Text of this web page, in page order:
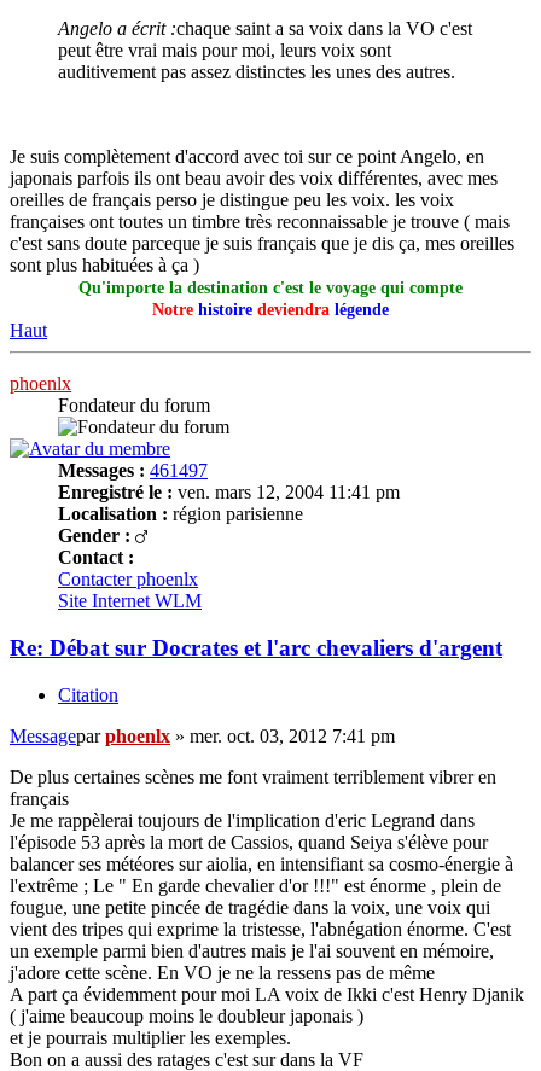
Angelo a écrit :chaque saint a sa voix dans la VO c'est
peut être vrai mais pour moi, leurs voix sont
auditivement pas assez distinctes les unes des autres.
Je suis complètement d'accord avec toi sur ce point Angelo, en
japonais parfois ils ont beau avoir des voix différentes, avec mes
oreilles de français perso je distingue peu les voix. les voix
françaises ont toutes un timbre très reconnaissable je trouve ( mais
c'est sans doute parceque je suis français que je dis ça, mes oreilles
sont plus habituées à ça )
Qu'importe la destination c'est le voyage qui compte
Notre histoire deviendra légende
Haut
phoenlx
Fondateur du forum
Messages : 461497
Enregistré le : ven. mars 12, 2004 11:41 pm
Localisation : région parisienne
Gender :
Contact :
Contacter phoenlx
Site Internet WLM
Re: Débat sur Docrates et l'arc chevaliers d'argent
Citation
Messageparphoenlx » mer. oct. 03, 2012 7:41 pm
De plus certaines scènes me font vraiment terriblement vibrer en
français
Je me rappèlerai toujours de l'implication d'eric Legrand dans
l'épisode 53 après la mort de Cassios, quand Seiya s'élève pour
balancer ses météores sur aiolia, en intensifiant sa cosmo-énergie à
l'extrême ; Le " En garde chevalier d'or !!!" est énorme , plein de
fougue, une petite pincée de tragédie dans la voix, une voix qui
vient des tripes qui exprime la tristesse, l'abnégation énorme. C'est
un exemple parmi bien d'autres mais je l'ai souvent en mémoire,
j'adore cette scène. En VO je ne la ressens pas de même
A part ça évidemment pour moi LA voix de Ikki c'est Henry Djanik
( j'aime beaucoup moins le doubleur japonais )
et je pourrais multiplier les exemples.
Bon on a aussi des ratages c'est sur dans la VF